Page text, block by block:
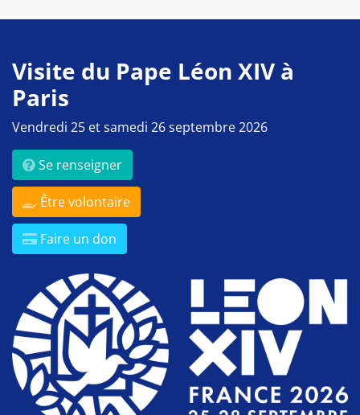
Visite du Pape Léon XIV à
Paris
Vendredi 25 et samedi 26 septembre 2026
Se renseigner
Être volontaire
Faire un don